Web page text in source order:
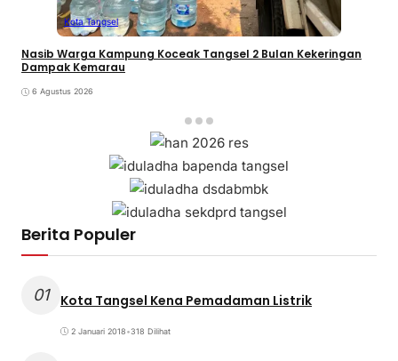
Kota Tangsel
Nasib Warga Kampung Koceak Tangsel 2 Bulan Kekeringan
Dampak Kemarau
6 Agustus 2026
Berita Populer
01 Kota Tangsel Kena Pemadaman Listrik
2 Januari 2018•318 Dilihat